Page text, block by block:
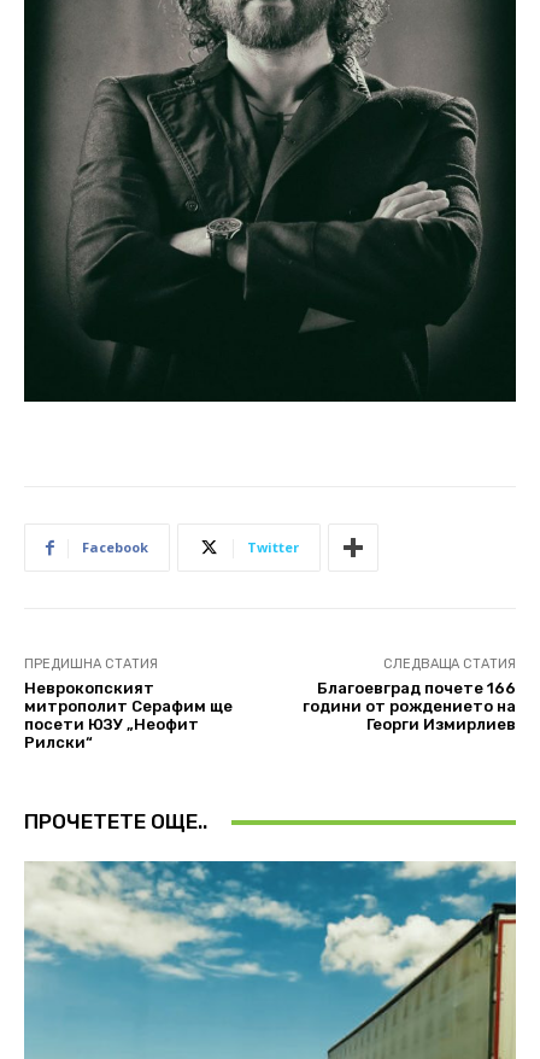
Facebook Twitter
ПРЕДИШНА СТАТИЯ
Неврокопският
митрополит Серафим ще
посети ЮЗУ „Неофит
Рилски“
СЛЕДВАЩА СТАТИЯ
Благоевград почете 166
години от рождението на
Георги Измирлиев
ПРОЧЕТЕТЕ ОЩЕ..